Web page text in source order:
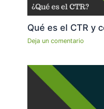
Qué es el CTR y
Deja un comentario